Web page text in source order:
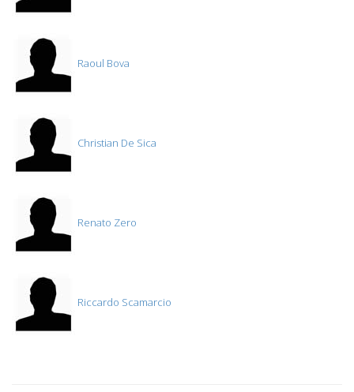
Raoul Bova
Christian De Sica
Renato Zero
Riccardo Scamarcio